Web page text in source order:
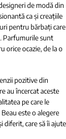
de modă din
ca și creațiile
pentru bărbați care
Parfumurile sunt
orice ocazie, de la o
pozitive din
au încercat aceste
pe care le
este o alegere
diferit, care să îi ajute